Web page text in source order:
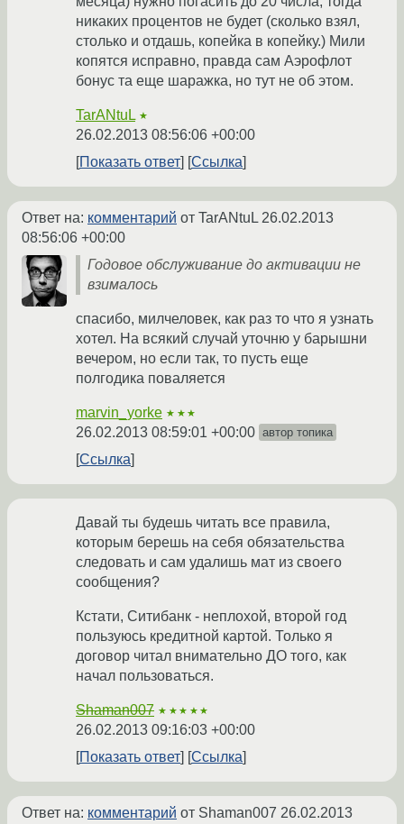
никаких процентов не будет (сколько взял,
столько и отдашь, копейка в копейку.) Мили
копятся исправно, правда сам Аэрофлот
бонус та еще шаражка, но тут не об этом.
TarANtuL ★
26.02.2013 08:56:06 +00:00
Показать ответ
Ссылка
Ответ на: комментарий от TarANtuL26.02.2013
08:56:06 +00:00
Годовое обслуживание до активации не
взималось
спасибо, милчеловек, как раз то что я узнать
хотел. На всякий случай уточню у барышни
вечером, но если так, то пусть еще
полгодика поваляется
marvin_yorke ★★★
26.02.2013 08:59:01 +00:00 автор топика
Ссылка
Давай ты будешь читать все правила,
которым берешь на себя обязательства
следовать и сам удалишь мат из своего
сообщения?
Кстати, Ситибанк - неплохой, второй год
пользуюсь кредитной картой. Только я
договор читал внимательно ДО того, как
начал пользоваться.
Shaman007 ★★★★★
26.02.2013 09:16:03 +00:00
Показать ответ
Ссылка
Ответ на: комментарий от Shaman007 26.02.2013